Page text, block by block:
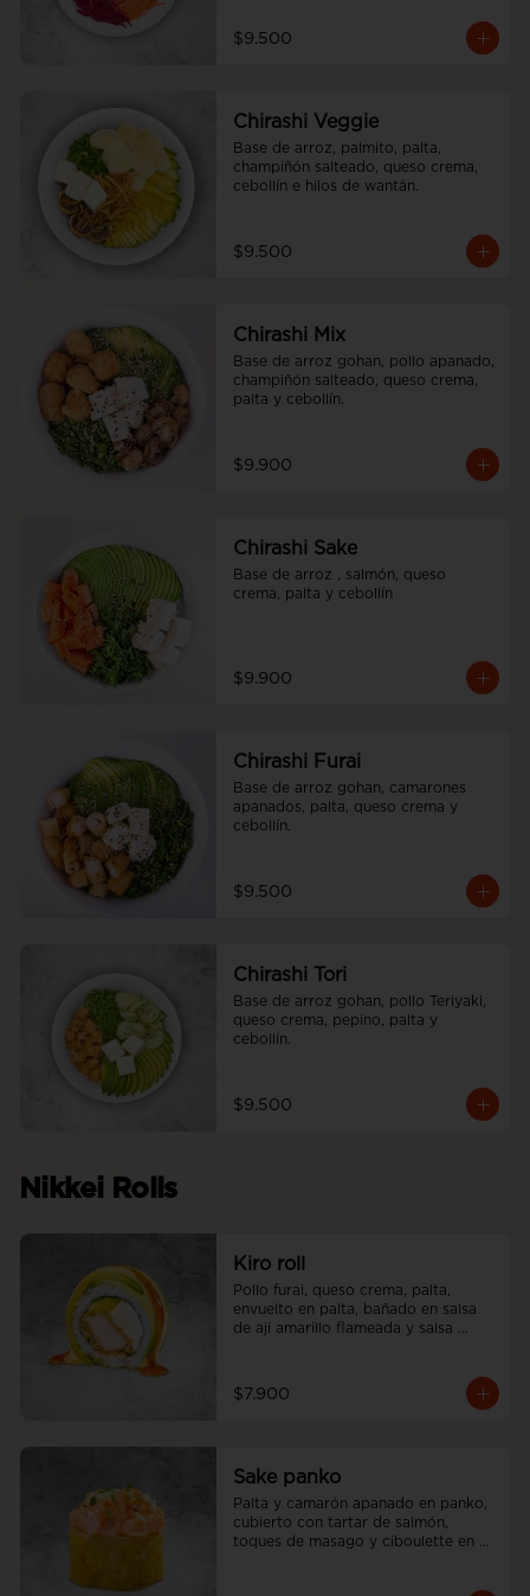
$9.500
Chirashi Veggie
Base de arroz, palmito, palta,
champiñón salteado, queso crema,
cebollín e hilos de wantán.
$9.500
Chirashi Mix
Base de arroz gohan, pollo apanado,
champiñón salteado, queso crema,
palta y cebollín.
$9.900
Chirashi Sake
Base de arroz , salmón, queso
crema, palta y cebollín
$9.900
Chirashi Furai
Base de arroz gohan, camarones
apanados, palta, queso crema y
cebollín.
$9.500
Chirashi Tori
Base de arroz gohan, pollo Teriyaki,
queso crema, pepino, palta y
cebollín.
$9.500
Nikkei Rolls
Kiro roll
Pollo furai, queso crema, palta,
envuelto en palta, bañado en salsa
de aji amarillo flameada y salsa
$7.900
Sake panko
Palta y camarón apanado en panko,
cubierto con tartar de salmón,
toques de masago y ciboulette en